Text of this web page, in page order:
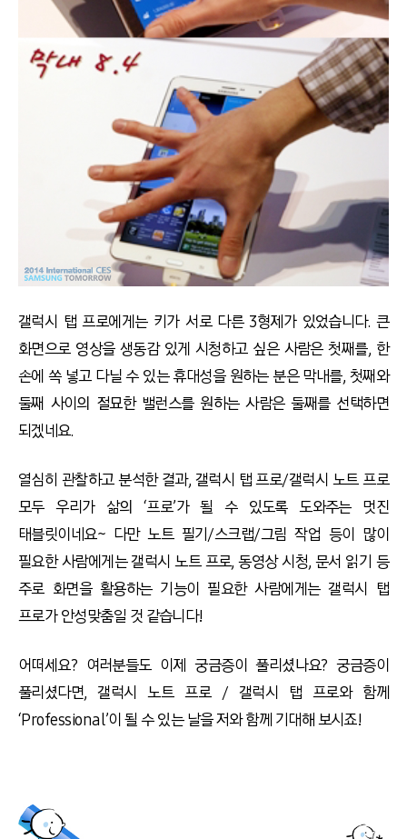
갤럭시 탭 프로에게는 키가 서로 다른 3형제가 있었습니다. 큰
화면으로 영상을 생동감 있게 시청하고 싶은 사람은 첫째를, 한
손에 쏙 넣고 다닐 수 있는 휴대성을 원하는 분은 막내를, 첫째와
둘째 사이의 절묘한 밸런스를 원하는 사람은 둘째를 선택하면
되겠네요.
열심히 관찰하고 분석한 결과, 갤럭시 탭 프로/갤럭시 노트 프로
모두 우리가 삶의 ‘프로’가 될 수 있도록 도와주는 멋진
태블릿이네요~ 다만 노트 필기/스크랩/그림 작업 등이 많이
필요한 사람에게는 갤럭시 노트 프로, 동영상 시청, 문서 읽기 등
주로 화면을 활용하는 기능이 필요한 사람에게는 갤럭시 탭
프로가 안성맞춤일 것 같습니다!
어떠세요? 여러분들도 이제 궁금증이 풀리셨나요? 궁금증이
풀리셨다면, 갤럭시 노트 프로 / 갤럭시 탭 프로와 함께
‘Professional’이 될 수 있는 날을 저와 함께 기대해 보시죠!